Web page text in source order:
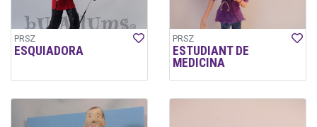
PRSZ
ESQUIADORA
PRSZ
ESTUDIANT DE
MEDICINA